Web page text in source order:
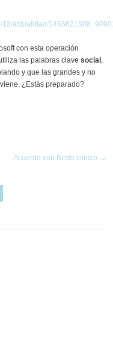
actualidad/
con esta operación
las palabras clavesocial ,
y que las grandes y no
¿Estás preparado?
Acuerdo con Nodo clínico →